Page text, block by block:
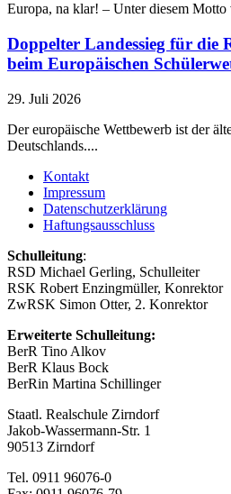
Europa, na klar! – Unter diesem Motto
Doppelter Landessieg für die
beim Europäischen
29. Juli 2026
Der europäische Wettbewerb ist der
Deutschlands....
Kontakt
Impressum
Datenschutzerklärung
Haftungsausschluss
Schulleitung:
RSD Michael Gerling, Schulleiter
RSK Robert Enzingmüller, Konrektor
ZwRSK Simon Otter, 2. Konrektor
Erweiterte Schulleitung:
BerR Tino Alkov
BerR Klaus Bock
BerRin Martina Schillinger
Staatl. Realschule Zirndorf
Jakob-Wassermann-Str. 1
90513 Zirndorf
Tel. 0911 96076-0